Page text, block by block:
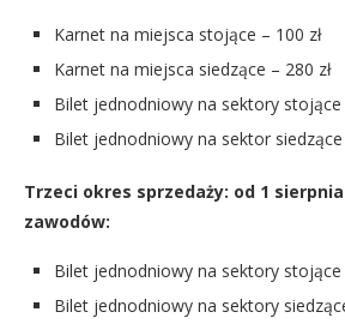
Karnet na miejsca stojące – 100 zł
Karnet na miejsca siedzące – 280 zł
Bilet jednodniowy na sektory stojące
Bilet jednodniowy na sektor siedzące
Trzeci okres sprzedaży: od 1
zawodów:
Bilet jednodniowy na sektory stojące
Bilet jednodniowy na sektory